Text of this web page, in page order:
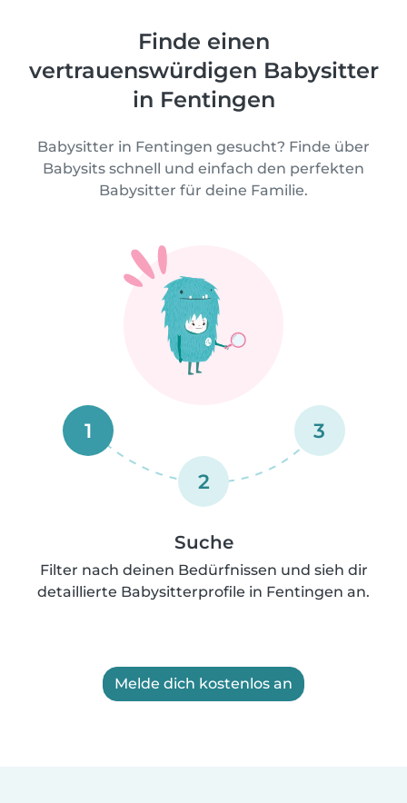
Finde einen
vertrauenswürdigen Babysitter
in Fentingen
Babysitter in Fentingen gesucht? Finde über
Babysits schnell und einfach den perfekten
Babysitter für deine Familie.
1
2
3
Suche
Filter nach deinen Bedürfnissen und sieh dir
detaillierte Babysitterprofile in Fentingen an.
Melde dich kostenlos an